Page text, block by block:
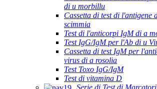
di u morbillu
Cassetta di test di l'antigene
scimmia
Test di l'anticorpi IgM di a
Test IgG/IgM per l'Ab di u
Cassetta di test IgM per
virus di a rosolia
Test Toxo IgG/IgM
Test di vitamina D
Serie di Test di